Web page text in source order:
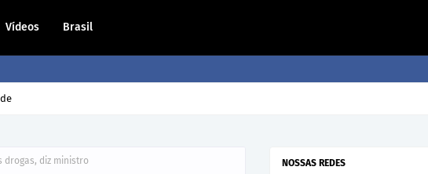
Vídeos Brasil
drogas, diz ministro NOSSAS REDES